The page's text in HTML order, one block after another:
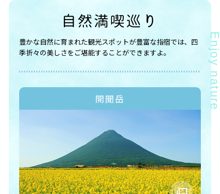
自然満喫巡り
豊かな自然に育まれた観光スポットが豊富な指宿では、四
季折々の美しさをご堪能することができますよ。
開聞岳